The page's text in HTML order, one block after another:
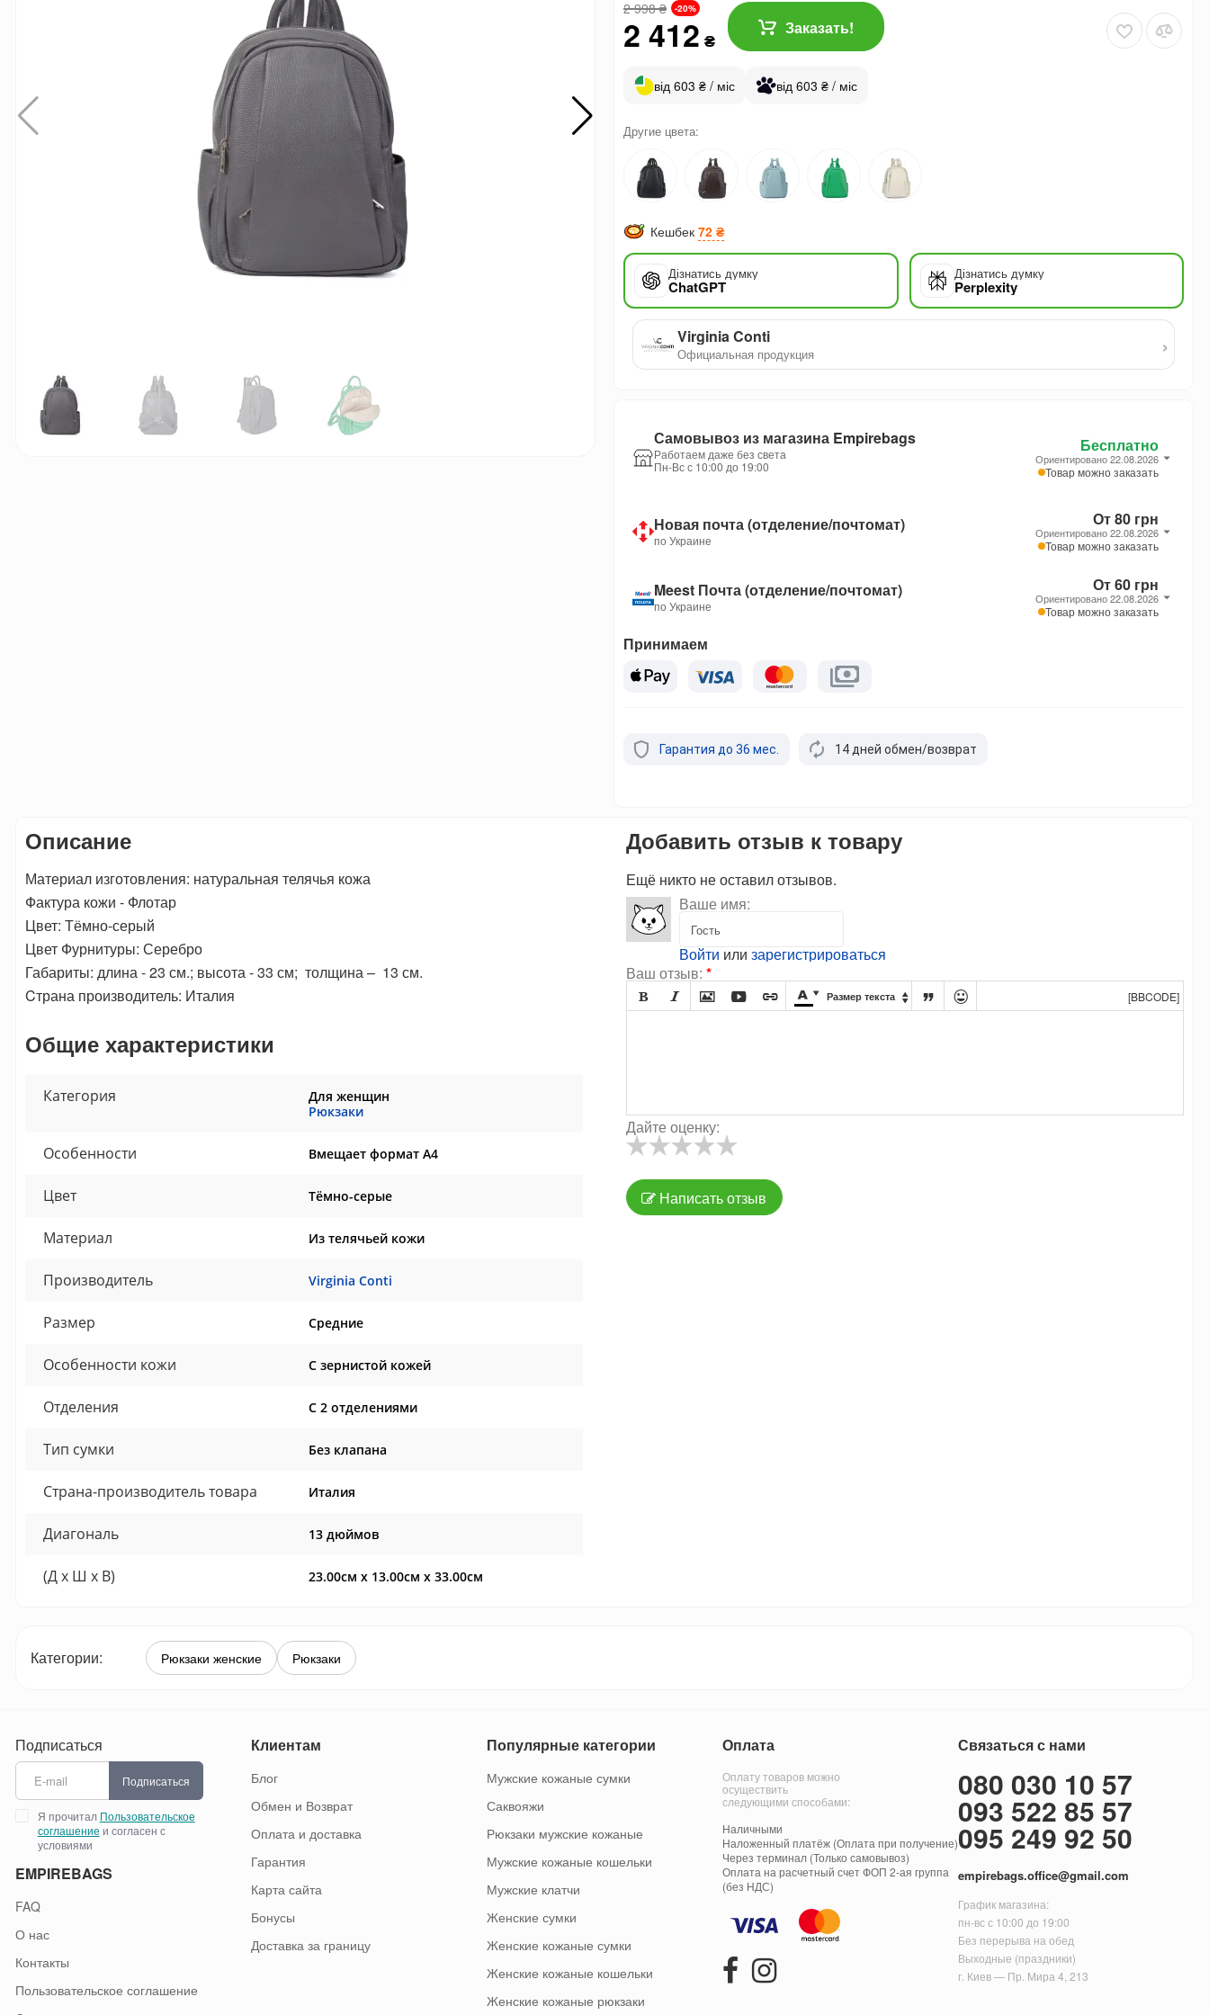
2 998₴ -20%
2 412 ₴
Заказать!
від 603 ₴ / міс від 603 ₴ / міс
Другие цвета:
Кешбек 72 ₴
Дізнатись думку
ChatGPT
Дізнатись думку
Perplexity
Virginia Conti
Официальная продукция ›
Самовывоз из магазина Empirebags
Работаем даже без света
Пн-Вс с 10:00 до 19:00
Бесплатно
Ориентировано 22.08.2026
Товар можно заказать
Новая почта (отделение/почтомат)
по Украине
От 80 грн
Ориентировано 22.08.2026
Товар можно заказать
Meest Почта (отделение/почтомат)
по Украине
От 60 грн
Ориентировано 22.08.2026
Товар можно заказать
Принимаем
Гарантия до 36 мес. 14 дней обмен/возврат
Описание
Материал изготовления: натуральная телячья кожа
Фактура кожи - Флотар
Цвет: Тёмно-серый
Цвет Фурнитуры: Серебро
Габариты: длина - 23 см.; высота - 33 см; толщина – 13 см.
Cтрана производитель: Италия
Общие характеристики
Категория
Для женщин
Рюкзаки
Особенности Вмещает формат А4
Цвет Тёмно-серые
Материал Из телячьей кожи
Производитель Virginia Conti
Размер Средние
Особенности кожи С зернистой кожей
Отделения С 2 отделениями
Тип сумки Без клапана
Страна-производитель товара Италия
Диагональ 13 дюймов
(Д x Ш x В) 23.00см x 13.00см x 33.00см
Добавить отзыв к товару
Ещё никто не оставил отзывов.
Ваше имя:
Войти или зарегистрироваться
Ваш отзыв: *
       Размер текста    [BBCODE]
Дайте оценку:
Написать отзыв
Категории: Рюкзаки женские Рюкзаки
Подписаться
Подписаться
Я прочитал Пользовательское
соглашение и согласен с
условиями
EMPIREBAGS
FAQ
О нас
Контакты
Пользовательское соглашение
Клиентам
Блог
Обмен и Возврат
Оплата и доставка
Гарантия
Карта сайта
Бонусы
Доставка за границу
Популярные категории
Мужские кожаные сумки
Саквояжи
Рюкзаки мужские кожаные
Мужские кожаные кошельки
Мужские клатчи
Женские сумки
Женские кожаные сумки
Женские кожаные кошельки
Женские кожаные рюкзаки
Оплата
Оплату товаров можно
осуществить
следующими способами:
Наличными
Наложенный платёж (Оплата при получение)
Через терминал (Только самовывоз)
Оплата на расчетный счет ФОП 2-ая группа
(без НДС)
Связаться с нами
080 030 10 57
093 522 85 57
095 249 92 50
empirebags.office@gmail.com
График магазина:
пн-вс с 10:00 до 19:00
Без перерыва на обед
Выходные (праздники)
г. Киев — Пр. Мира 4, 213